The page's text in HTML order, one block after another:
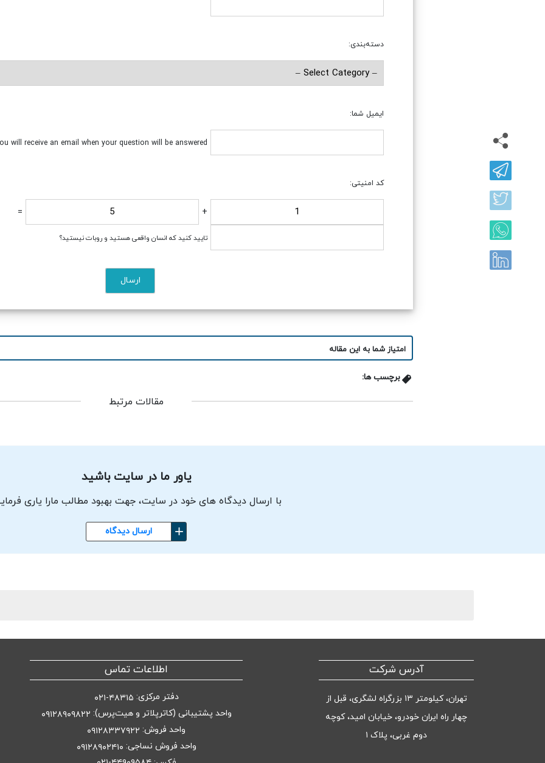
دسته‌بندی:
ایمیل شما:
will receive an email when your question will be answered.
کد امنیتی:
+
=
تایید کنید که انسان واقعی هستید و روبات نیستید؟
امتیاز شما به این مقاله
برچسب ها:
مقالات مرتبط
یاور ما در سایت باشید
با ارسال دیدگاه های خود در سایت، جهت بهبود مطالب مارا یاری
ارسال دیدگاه
آدرس شرکت
تهران، کیلومتر ۱۳ بزرگراه لشگری، قبل از
چهار راه ایران خودرو، خیابان امید، کوچه
دوم غربی، پلاک ۱
اطلاعات تماس
دفتر مرکزی: ۴۸۳۱۵-۰۲۱
واحد پشتیبانی (کاترپلاتر و هیت‌پرس): ۰۹۱۲۸۹۰۹۸۲۲
واحد فروش: ۰۹۱۲۸۳۳۷۹۲۲
واحد فروش نساجی: ۰۹۱۲۸۹۰۲۴۱۰